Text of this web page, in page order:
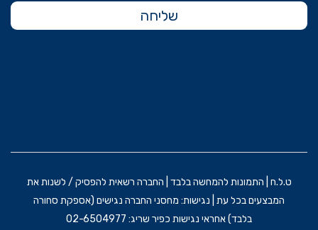
שליחה
ט.ל.ח | התמונות להמחשה בלבד | החברה רשאית להפסיק / לשנות את
המבצעים בכל עת | נגישות: מחסני החברה נגישים (אספקת סחורה
בלבד) אחראי נגישות כפיר שריג: 02-6504977